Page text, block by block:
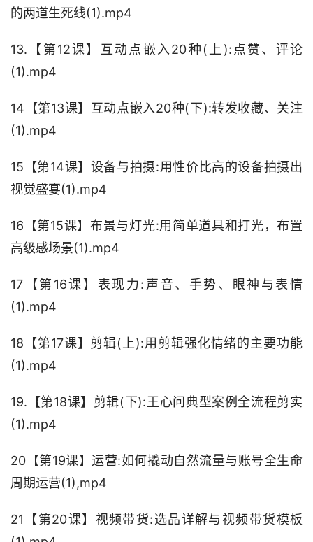
的两道生死线(1).mp4
13.【第12课】互动点嵌入20种(上):点赞、评论
(1).mp4
14【第13课】互动点嵌入20种(下):转发收藏、关注
(1).mp4
15【第14课】设备与拍摄:用性价比高的设备拍摄出
视觉盛宴(1).mp4
16【第15课】布景与灯光:用简单道具和打光，布置
高级感场景(1).mp4
17【第16课】表现力:声音、手势、眼神与表情
(1).mp4
18【第17课】剪辑(上):用剪辑强化情绪的主要功能
(1).mp4
19.【第18课】剪辑(下):王心问典型案例全流程剪实
(1).mp4
20【第19课】运营:如何撬动自然流量与账号全生命
周期运营(1),mp4
21【第20课】视频带货:选品详解与视频带货模板